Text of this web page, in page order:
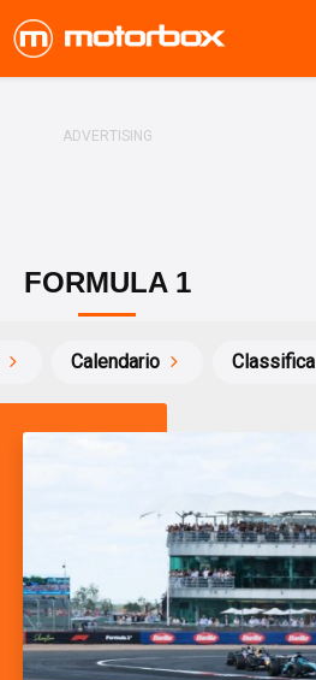
FORMULA 1
Calendario Classifica